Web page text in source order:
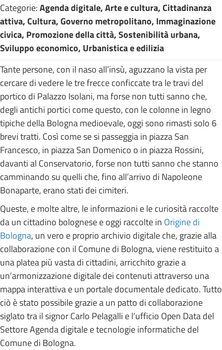
Categorie:Agenda digitale, Arte e cultura, Cittadinanza
attiva, Cultura, Governo metropolitano, Immaginazione
civica, Promozione della città, Sostenibilità urbana,
Sviluppo economico, Urbanistica e edilizia
Tante persone, con il naso all’insù, aguzzano la vista per
cercare di vedere le tre frecce conficcate tra le travi del
portico di Palazzo Isolani, ma forse non tutti sanno che,
degli antichi portici come questo, con le colonne in legno
tipiche della Bologna medioevale, oggi sono rimasti solo 6
brevi tratti. Così come se si passeggia in piazza San
Francesco, in piazza San Domenico o in piazza Rossini,
davanti al Conservatorio, forse non tutti sanno che stanno
camminando su quelli che, fino all’arrivo di Napoleone
Bonaparte, erano stati dei cimiteri.
Queste, e molte altre, le informazioni e le curiosità raccolte
da un cittadino bolognese e oggi raccolte in Origine di
Bologna, un vero e proprio archivio digitale che, grazie alla
collaborazione con il Comune di Bologna, viene restituito a
una platea più vasta di cittadini, arricchito grazie a
un’armonizzazione digitale dei contenuti attraverso una
mappa interattiva e un portale documentale dedicato. Tutto
ciò è stato possibile grazie a un patto di collaborazione
siglato tra il signor Carlo Pelagalli e l’ufficio Open Data del
Settore Agenda digitale e tecnologie informatiche del
Comune di Bologna.